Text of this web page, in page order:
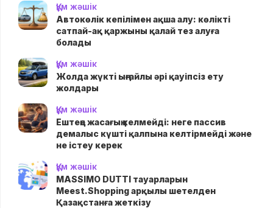
Құм жәшік
Автокөлік кепілімен ақша алу: көлікті
сатпай-ақ қаржыны қалай тез алуға
болады
Құм жәшік
Жолда жүктi ыңғайлы әрі қауіпсіз ету
жолдары
Құм жәшік
Ештеңе жасағың келмейді: неге пассив
демалыс күшті қалпына келтірмейді және
не істеу керек
Құм жәшік
MASSIMO DUTTI тауарларын
Meest.Shopping арқылы шетелден
Қазақстанға жеткізу